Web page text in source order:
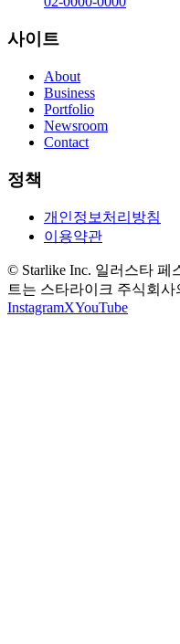
사이트
About
Business
Portfolio
Newsroom
Contact
정책
개인정보처리방침
이용약관
© Starlike Inc. 일러스타 페
트는 스타라이크 주식회
InstagramXYouTube